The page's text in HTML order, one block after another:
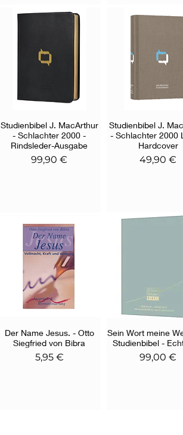
Schnellansicht
Studienbibel J. MacArthur
- Schlachter 2000 -
Rindsleder-Ausgabe
Preis
99,90 €
Studienbibel J.
- Schlachter 2000
Hardcover
Preis
49,90 €
Schnellansicht
Der Name Jesus. - Otto
Siegfried von Bibra
Preis
5,95 €
Sein Wort meine
Studienbibel -
Preis
99,00 €